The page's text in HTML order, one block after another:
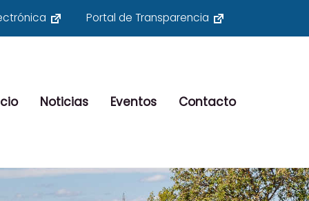
Portal de Transparencia
Noticias Eventos Contacto